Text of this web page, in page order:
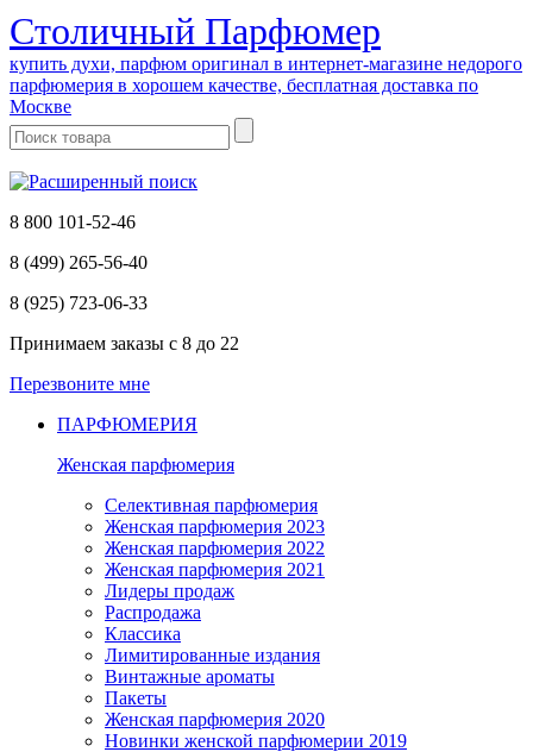
Cтоличный Парфюмер
купить духи, парфюм оригинал в интернет-магазине недорого
парфюмерия в хорошем качестве, бесплатная доставка по
Москве
8 800 101-52-46
8 (499) 265-56-40
8 (925) 723-06-33
Принимаем заказы с 8 до 22
Перезвоните мне
ПАРФЮМЕРИЯ
Женская парфюмерия
Селективная парфюмерия
Женская парфюмерия 2023
Женская парфюмерия 2022
Женская парфюмерия 2021
Лидеры продаж
Распродажа
Классика
Лимитированные издания
Винтажные ароматы
Пакеты
Женская парфюмерия 2020
Новинки женской парфюмерии 2019